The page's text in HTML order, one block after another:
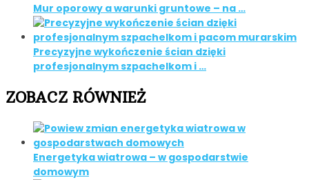
Mur oporowy a warunki gruntowe – na …
Precyzyjne wykończenie ścian dzięki
profesjonalnym szpachelkom i …
ZOBACZ RÓWNIEŻ
Energetyka wiatrowa – w gospodarstwie
domowym